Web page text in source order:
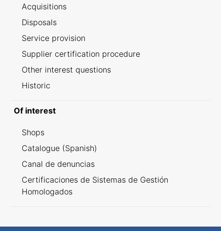
Acquisitions
Disposals
Service provision
Supplier certification procedure
Other interest questions
Historic
Of interest
Shops
Catalogue (Spanish)
Canal de denuncias
Certificaciones de Sistemas de Gestión
Homologados